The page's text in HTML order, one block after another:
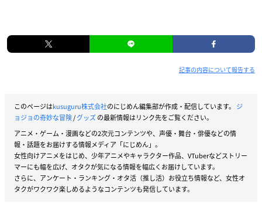
記事の内容について報告する
このページはkusuguru株式会社のにじめん編集部が作成・配信しています。 ジ
ョジョの奇妙な冒険/グッズの最新情報はリンク先をご覧ください。
アニメ・ゲーム・漫画などの2次元コンテンツや、声優・舞台・俳優などの情
報・話題をお届けする情報メディア「にじめん」。
女性向けアニメをはじめ、少年アニメやキャラクター作品、VTuberなどストリー
マーにも幅を広げ、オタクが気になる情報を幅広くお届けしています。
さらに、アンケート・ランキング・オタ活（推し活）お役立ち情報など、女性オ
タクがワクワク楽しめるようなコンテンツも発信しています。